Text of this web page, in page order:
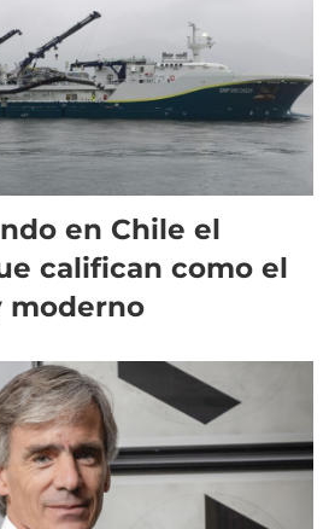
en Chile el
califican como el
moderno